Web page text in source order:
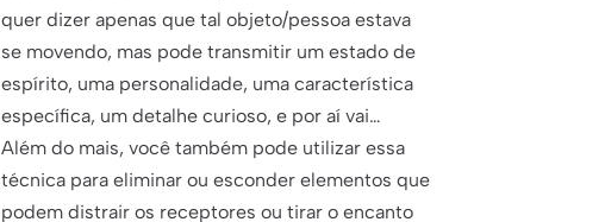
quer dizer apenas que tal objeto/pessoa estava
se movendo, mas pode transmitir um estado de
espírito, uma personalidade, uma característica
específica, um detalhe curioso, e por aí vai…
Além do mais, você também pode utilizar essa
técnica para eliminar ou esconder elementos que
podem distrair os receptores ou tirar o encanto